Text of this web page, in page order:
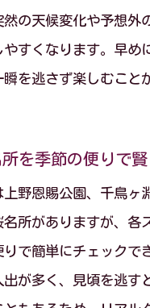
所の満開情報を季節の
ら便りで最新の開花状
桜満開2026の速報を
花宣言や見頃情報を季
然の天候変化や予想外
やすくなります。早め
瞬を逃さず楽しむこと
を季節の便りで
上野恩賜公園、千鳥ヶ
名所がありますが、各
りで簡単にチェックで
出が多く、見頃を逃す